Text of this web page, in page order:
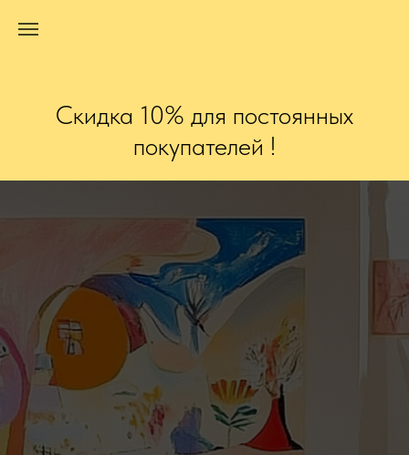
Скидка 10% для постоянных
покупателей !